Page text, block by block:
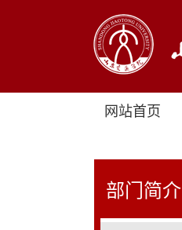
网站首页
部门简介